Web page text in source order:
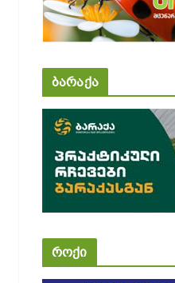
ბარაქა
როქი